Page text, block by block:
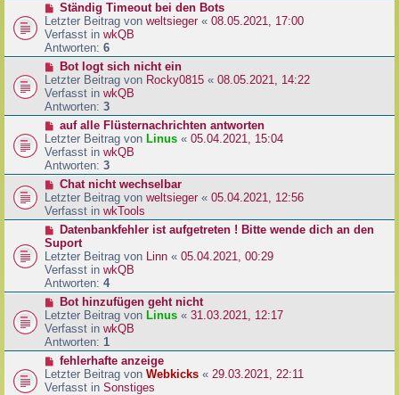
a
g
B
e
i
t
a
g
N
e
u
e
r
B
e
i
t
a
g
Ständig Timeout bei den Bots
Letzter Beitrag von weltsieger« 08.05.2021, 17:00
Verfasst in wkQB
Antworten: 6
N
e
u
e
r
B
e
i
t
a
g
Bot logt sich nicht ein
Letzter Beitrag von Rocky0815 « 08.05.2021, 14:22
Verfasst in wkQB
Antworten: 3
N
e
u
e
r
B
e
i
r
a
g
auf alle Flüsternachrichten antworten
Letzter Beitrag von Linus « 05.04.2021, 15:04
Verfasst in wkQB
Antworten: 3
N
e
u
e
B
e
i
t
a
g
Chat nicht wechselbar
Letzter Beitrag von weltsieger « 05.04.2021, 12:56
Verfasst in wkTools
N
e
u
e
r
B
e
i
t
r
a
g
Datenbankfehler ist aufgetreten ! Bitte wende dich an den
Suport
Letzter Beitrag von Linn « 05.04.2021, 00:29
Verfasst in wkQB
Antworten: 4
N
e
u
e
r
B
e
Bot hinzufügen geht nicht
Letzter Beitrag von Linus « 31.03.2021, 12:17
Verfasst in wkQB
Antworten: 1
N
e
u
fehlerhafte anzeige
Letzter Beitrag von Webkicks « 29.03.2021, 22:11
Verfasst in Sonstiges